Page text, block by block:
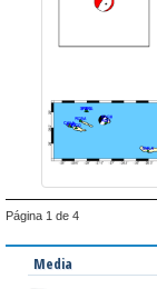
Página 1 de 4
Media